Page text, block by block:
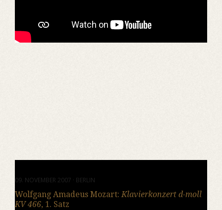
09. NOVEMBER 2007 · BERLIN
Wolfgang Amadeus Mozart:Klavierkonzert d-moll
KV 466, 1. Satz